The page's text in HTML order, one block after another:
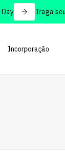
Traga seu
Incorporação